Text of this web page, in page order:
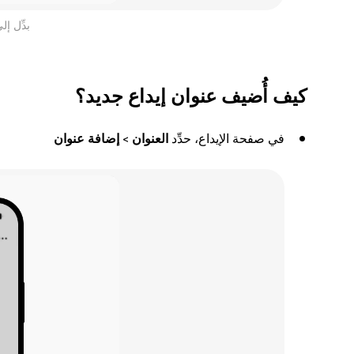
بدِّل
كيف أُضيف عنوان إيداع جديد؟
في صفحة الإيداع، حدِّد العنوان > إضافة عنوان